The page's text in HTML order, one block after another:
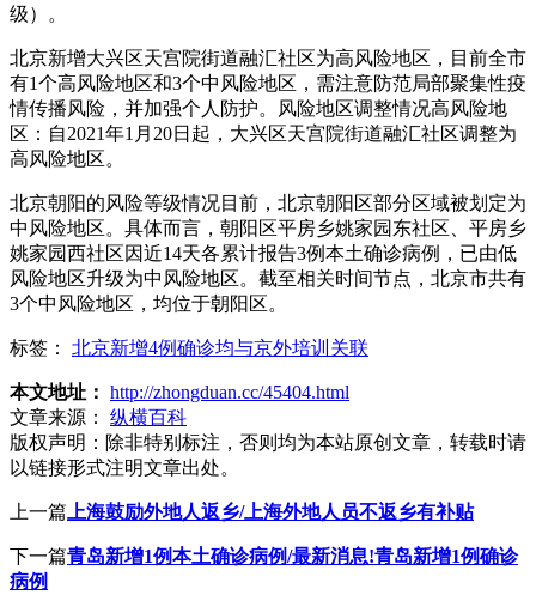
级）。
北京新增大兴区天宫院街道融汇社区为高风险地区，目前全市
有1个高风险地区和3个中风险地区，需注意防范局部聚集性疫
情传播风险，并加强个人防护。风险地区调整情况高风险地
区：自2021年1月20日起，大兴区天宫院街道融汇社区调整为
高风险地区。
北京朝阳的风险等级情况目前，北京朝阳区部分区域被划定为
中风险地区。具体而言，朝阳区平房乡姚家园东社区、平房乡
姚家园西社区因近14天各累计报告3例本土确诊病例，已由低
风险地区升级为中风险地区。截至相关时间节点，北京市共有
3个中风险地区，均位于朝阳区。
标签： 北京新增4例确诊均与京外培训关联
本文地址： http://zhongduan.cc/45404.html
文章来源：
纵横百科
版权声明： 除非特别标注，否则均为本站原创文章，转载时请
以链接形式注明文章出处。
上一篇 上海鼓励外地人返乡/上海外地人员不返乡有补贴
下一篇青岛新增1例本土确诊病例/最新消息!青岛新增1例确诊
病例